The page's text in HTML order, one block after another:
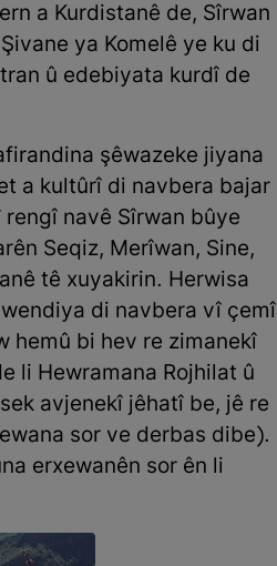
a Kurdistanê de, Sîrwan
ya Komelê ye ku di
û edebiyata kurdî de
şêwazeke jiyana
a kultûrî di navbera bajar
navê Sîrwan bûye
Seqiz, Merîwan, Sine,
tê xuyakirin. Herwisa
di navbera vî çemî
hemû bi hev re zimanekî
li Hewramana Rojhilat û
avjenekî jêhatî be, jê re
sor ve derbas dibe).
erxewanên sor ên li